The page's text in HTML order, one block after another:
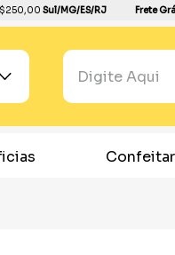
Sul/MG/ES/RJ Frete
Pesquisar...
TERMOS MAIS
boleira